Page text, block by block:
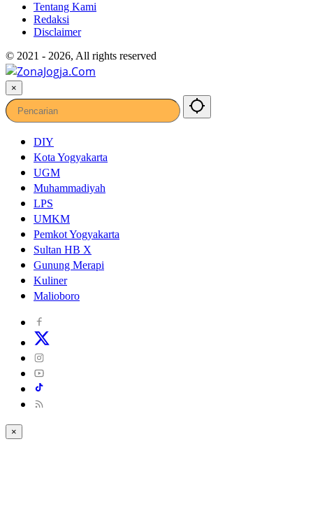
Tentang Kami
Redaksi
Disclaimer
© 2021 - 2026, All rights reserved
×
DIY
Kota Yogyakarta
UGM
Muhammadiyah
LPS
UMKM
Pemkot Yogyakarta
Sultan HB X
Gunung Merapi
Kuliner
Malioboro
×